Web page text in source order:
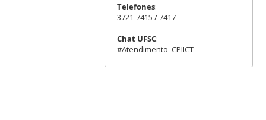
Telefones:
3721-7415 / 7417
Chat UFSC:
#Atendimento_CPIICT